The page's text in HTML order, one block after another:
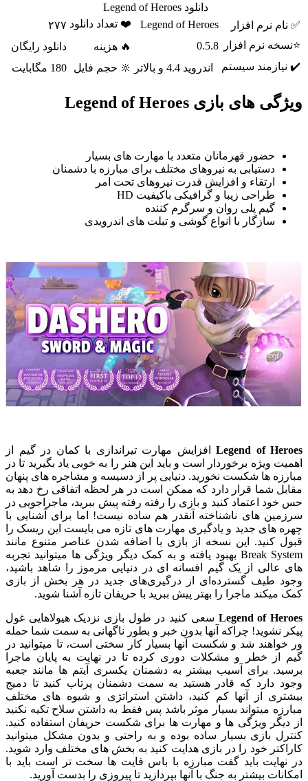
دانلود Legend of Heroes
✅ نام نرم افزار
Legend of Heroes ❤️ تعداد دانلود ۲۷۷
⭐نسخه نرم افزار
0.5.8 🔥 هزینه
دانلود رایگان
✔️ نیازمند سیستم
اندروید 4.4 و بالاتر 🔆 حجم فایل 180 مگابایت
ویژگی های بازی Legend of Heroes
حضور قهرمانان متعدد با مهارت های بسیار
دستیابی به نیروهای مختلف برای مبارزه با دشمنان
ارتقاء و افزایش قدرت نیروهای تحت امر
طراحی زیبا و گرافیکی باکیفیت HD
گیم پلی روان و سرگرم کننده
سازگار با انواع گوشی و تبلت های اندرویدی
Legend of Heroes افزایش مهارت تیراندازی با کمان در گیم از
اهمیت ویژه برخوردار است و باید این هنر را به خوبی یاد بگیرید تا در
مبارزه ها شکست نخورید. دنیایی پر از دسیسه و مشاجره های پنهان
مقابل شما قرار دارد که ممکن است در هر لحظه اتفاقی رخ دهد به
حس خود اعتماد کنید و بازی را رفته رفته پیش ببرید، ماجراجویی در
سرزمین های ناشناخته آنقدر هم ساده نیست! اما برای آشنایی با
چهره های جدید و یادگیری مهارت های تازه می بایست این ریسک را
قبول کنید. این نسخه از بازی با اضافه شدن عناصر متنوع مانند
Break System بهبود یافته و به کمک دیگر ویژگی ها میتوانید تجربه
های عالی از یک گیم افسانه ای در دنیایی مرموز را شاهد باشید،
وجود طیف گسترده‌ای از درگیری‌های جدید در هر بخش از بازی
کمک میکند ماجرا را بهتر پیش ببرید با حریفان تازه آشنا شوید.
Legend of Heroes سعی کنید در طول بازی نزدیک هیولاهایی غول
پیکر نشوید! چراکه آنها بدون خبر و بطور ناگهانی به سمت شما حمله
ور خواهند شد و شکست آنها بسیار کار سختی است، تا میتوانید در
گیم از خطر و مشکلات دوری کرده تا در نهایت به پایان ماجرا
برسید. برای آسیب بیشتر به دشمنان یکسری آیتم ها مانند جعبه
وجود دارد که قادر هستید به سمت دشمنان پرتاب کنید تا دمیج
بیشتری از آنها کم کنید، داشتن استراتژی و شیوه های مختلف
مبارزه میتواند بسیار موثر باشد پس فقط به داشتن سلاح تکیه نکنید
از دیگر ویژگی ها و مهارت ها برای شکست حریفان استفاده کنید.
کنترل بازی بسیار ساده بوده و به راحتی و بدون مشکل میتوانید
کاراکتر خود را در بازی هدایت کنید به بخش های مختلف وارد شوید.
در نهایت باید گفت مبارزه با باس فایت ها سخت تر است باید با
امکانات بیشتر به جنگ با آنها بپردازید تا پیروزی را بدست آورید.